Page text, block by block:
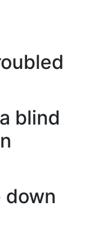
blind